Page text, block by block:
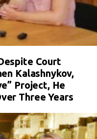
Court
Kalashnykov,
Project, He
Three Years